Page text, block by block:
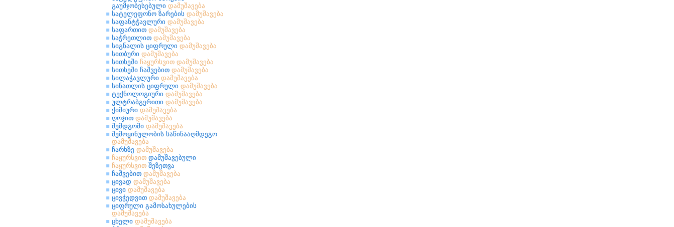
გაუმჯობესებული დამუშავება
სატელეფონო ზარების დამუშავება
საფანტჭავლური დამუშავება
საფართით დამუშავება
საჭრეთლით დამუშავება
სიგნალის ციფრული დამუშავება
სითბური დამუშავება
სითხეში ჩაყურსვით დამუშავება
სითხეში ჩაშვებით დამუშავება
სილაჭავლური დამუშავება
სინათლის ციფრული დამუშავება
ტექნოლოგიური დამუშავება
ულტრაბგერითი დამუშავება
ქიმიური დამუშავება
ღოჯით დამუშავება
შემდგომი დამუშავება
შემოყინულობის საწინააღმდეგო
დამუშავება
ჩარხზე დამუშავება
ჩაყურსვით დამუშავებული
ჩაყურსვით შეზეთვა
ჩაშვებით დამუშავება
ცივად დამუშავება
ცივი დამუშავება
ცივჭედვით დამუშავება
ციფრული გამოსახულების
დამუშავება
ცხელი დამუშავება